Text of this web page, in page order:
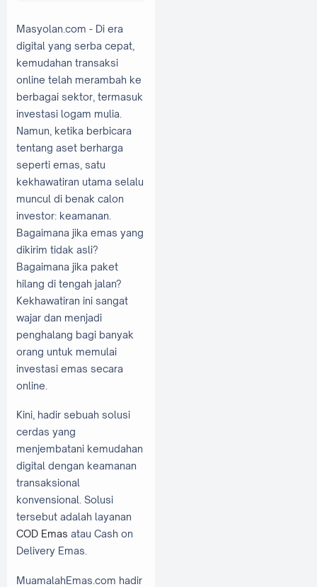
Masyolan.com - Di era
digital yang serba cepat,
kemudahan transaksi
online telah merambah ke
berbagai sektor, termasuk
investasi logam mulia.
Namun, ketika berbicara
tentang aset berharga
seperti emas, satu
kekhawatiran utama selalu
muncul di benak calon
investor: keamanan.
Bagaimana jika emas yang
dikirim tidak asli?
Bagaimana jika paket
hilang di tengah jalan?
Kekhawatiran ini sangat
wajar dan menjadi
penghalang bagi banyak
orang untuk memulai
investasi emas secara
online.
Kini, hadir sebuah solusi
cerdas yang
menjembatani kemudahan
digital dengan keamanan
transaksional
konvensional. Solusi
tersebut adalah layanan
COD Emas atau Cash on
Delivery Emas.
MuamalahEmas.com hadir